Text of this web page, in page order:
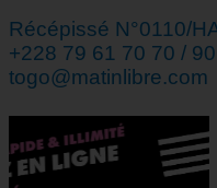
Récépissé N°0110/
+228 79 61 70 70 / 90
togo@matinlibre.com